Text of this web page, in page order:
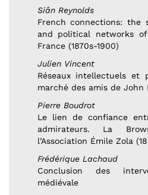
Siân Reynolds
French connections: the
and political networks
France (1870s-1900)
Julien Vincent
Réseaux intellectuels
marché des amis de John
Pierre Boudrot
Le lien de confiance
admirateurs. La
l’Association Émile Zola
Frédérique Lachaud
Conclusion des
médiévale